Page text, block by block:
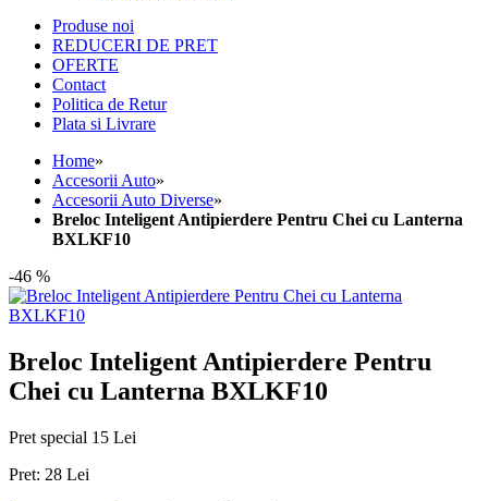
Produse noi
REDUCERI DE PRET
OFERTE
Contact
Politica de Retur
Plata si Livrare
Home»
Accesorii Auto»
Accesorii Auto Diverse»
Breloc Inteligent Antipierdere Pentru Chei cu Lanterna
BXLKF10
-46 %
Breloc Inteligent Antipierdere Pentru
Chei cu Lanterna BXLKF10
Pret special 15 Lei
Pret: 28 Lei